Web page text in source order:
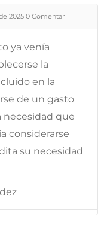
2025 0 Comentar
ya venía
la
en la
de un gasto
necesidad que
considerarse
su necesidad